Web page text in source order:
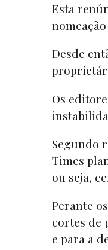
Esta
Desde
Os
Segundo
Times
ou seja,
Perante
cortes de
e para a